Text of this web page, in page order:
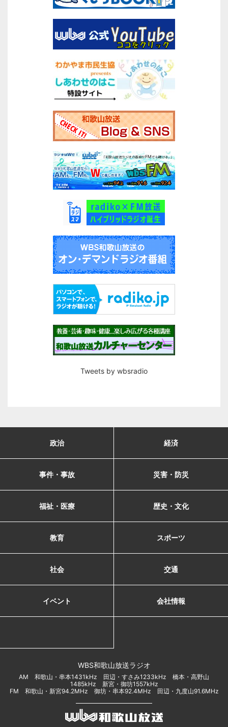
Tweets by wbsradio
政治 経済
事件・事故 災害・防災
福祉・医療 歴史・文化
教育 スポーツ
社会 交通
イベント 会社情報
WBS和歌山放送ラジオ
AM 和歌山・串本1431kHz 田辺・すさみ1233kHz 橋本・高野山
1485kHz 新宮・御坊1557kHz
FM 和歌山・新宮94.2MHz 御坊・串本92.4MHz 田辺・九度山91.6MHz